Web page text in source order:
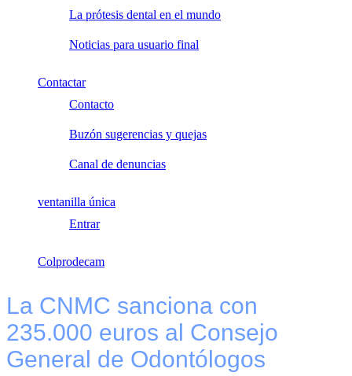
La prótesis dental en el mundo
Noticias para usuario final
Contactar
Contacto
Buzón sugerencias y quejas
Canal de denuncias
ventanilla única
Entrar
Colprodecam
La CNMC sanciona con
235.000 euros al Consejo
General de Odontólogos